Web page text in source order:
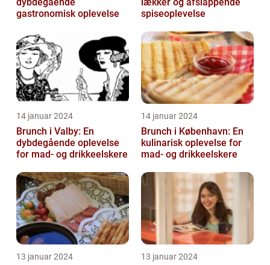
gastronomisk oplevelse
spiseoplevelse
14 januar 2024
Brunch i Valby: En
dybdegående oplevelse
for mad- og drikkeelskere
14 januar 2024
Brunch i København: En
kulinarisk oplevelse for
mad- og drikkeelskere
13 januar 2024 13 januar 2024